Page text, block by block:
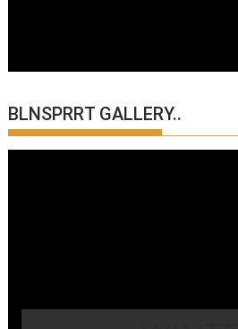
BLNSPRRT GALLERY..